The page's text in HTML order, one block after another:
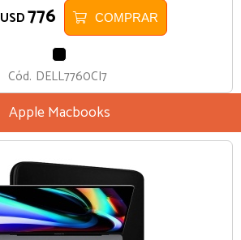
USD776 COMPRAR
Cód. DELL7760CI7
Apple Macbooks